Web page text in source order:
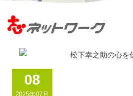
08
2025年07月